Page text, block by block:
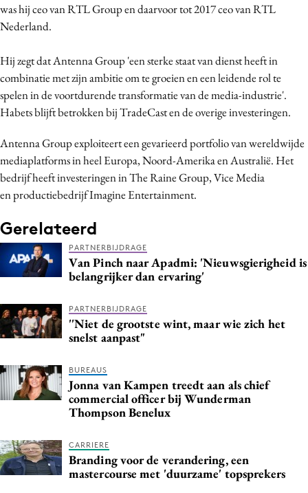
Carriere
Contentmarketing
Customer Experience
Data & Insights
Design
Diversiteit
Effectiviteit
Gedragsverandering
Interne communicatie
Martech
Media
PR
Programmatic
Reputatie & crisis
was hij ceo van RTL Group en daarvoor tot 2017 ceo van RTL
Nederland.
Hij zegt dat Antenna Group 'een sterke staat van dienst heeft in
combinatie met zijn ambitie om te groeien en een leidende rol te
spelen in de voortdurende transformatie van de media-industrie'.
Habets blijft betrokken bij TradeCast en de overige investeringen.
Antenna Group exploiteert een gevarieerd portfolio van wereldwijde
mediaplatforms in heel Europa, Noord-Amerika en Australië. Het
bedrijf heeft investeringen in The Raine Group, Vice Media
en productiebedrijf Imagine Entertainment.
Gerelateerd
PARTNERBIJDRAGE
Van Pinch naar Apadmi: 'Nieuwsgierigheid is
belangrijker dan ervaring'
PARTNERBIJDRAGE
''Niet de grootste wint, maar wie zich het
snelst aanpast"
BUREAUS
Jonna van Kampen treedt aan als chief
commercial officer bij Wunderman
Thompson Benelux
CARRIERE
Branding voor de verandering, een
mastercourse met 'duurzame' topsprekers